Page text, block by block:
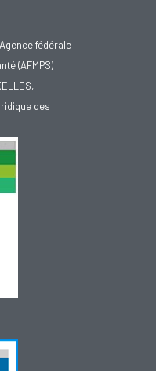
fédérale
(AFMPS)
des